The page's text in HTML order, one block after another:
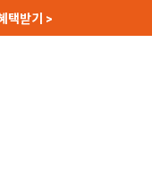
택받기 >